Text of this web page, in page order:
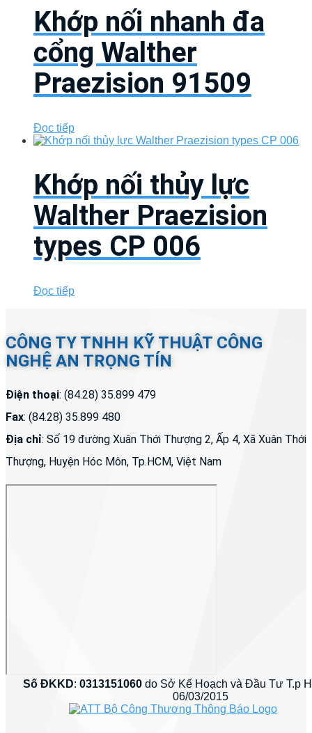
Khớp nối nhanh đa
cổng Walther
Praezision 91509
Đọc tiếp
Khớp nối thủy lực
Walther Praezision
types CP 006
Đọc tiếp
CÔNG TY TNHH KỸ THUẬT CÔNG
NGHỆ AN TRỌNG TÍN
Điện thoại: (84.28) 35.899 479
Fax: (84.28) 35.899 480
Địa chỉ: Số 19 đường Xuân Thới Thượng 2, Ấp 4, Xã Xuân Thới
Thượng, Huyện Hóc Môn, Tp.HCM, Việt Nam
Số ĐKKD:0313151060 do Sở Kế Hoạch và Đầu Tư T.p
06/03/2015